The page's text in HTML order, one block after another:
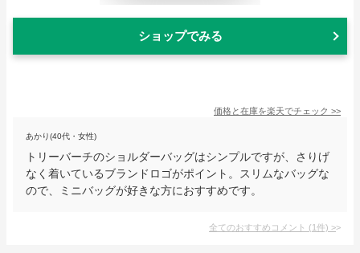
ショップでみる
価格と在庫を楽天でチェック >>
あかり(40代・女性)
トリーバーチのショルダーバッグはシンプルですが、さりげ
なく着いているブランドロゴがポイント。スリムなバッグな
ので、ミニバッグが好きな方におすすめです。
全てのおすすめコメント (1件) >